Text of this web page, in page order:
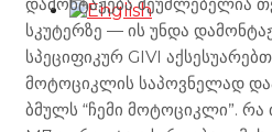
სკუტერზე — ის უნდა
სპეციფიკურ GIVI
მოტოციკლის საპოვნელად
ბმულს “ჩემი მოტოციკლი”.